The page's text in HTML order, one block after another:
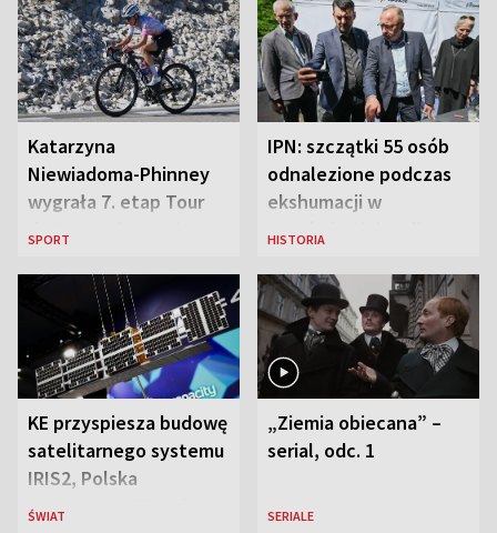
Katarzyna
Niewiadoma-Phinney
wygrała 7. etap Tour
de France i została
SPORT
IPN: szczątki 55 osób
odnalezione podczas
ekshumacji w
Ostrówkach i Woli
HISTORIA
KE przyspiesza budowę
satelitarnego systemu
IRIS2, Polska
przeznaczy 656 mln
ŚWIAT
„Ziemia obiecana” –
serial, odc. 1
SERIALE